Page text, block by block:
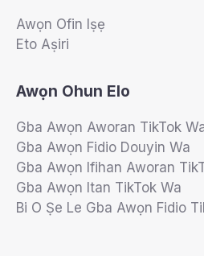
Awọn Ofin Iṣẹ
Eto Aṣiri
Awọn Ohun Elo
Gba Awọn Aworan TikTok
Gba Awọn Fidio Douyin Wa
Gba Awọn Ifihan Aworan
Gba Awọn Itan TikTok Wa
Bi O Ṣe Le Gba Awọn Fidio